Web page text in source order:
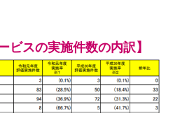
ビスの実施件数の内訳】